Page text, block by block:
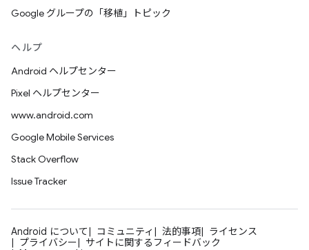
Google グループの「移植」トピック
ヘルプ
Android ヘルプセンター
Pixel ヘルプセンター
www.android.com
Google Mobile Services
Stack Overflow
Issue Tracker
Android について コミュニティ 法的事項
ライセンス
プライバシー
サイトに関するフィードバック